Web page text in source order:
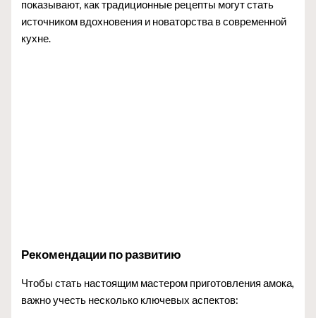
показывают, как традиционные рецепты могут стать
источником вдохновения и новаторства в современной
кухне.
Рекомендации по развитию
Чтобы стать настоящим мастером приготовления амока,
важно учесть несколько ключевых аспектов: